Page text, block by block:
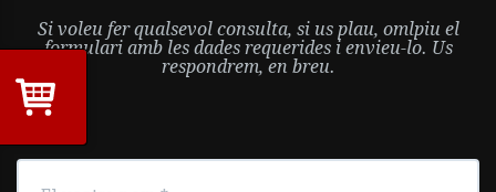
Si voleu fer qualsevol consulta, si us plau, omlpiu el
formulari amb les dades requerides i envieu-lo. Us
respondrem, en breu.